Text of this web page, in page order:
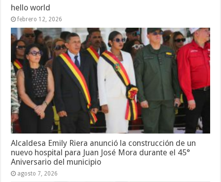
hello world
febrero 12, 2026
Alcaldesa Emily Riera anunció la construcción de un
nuevo hospital para Juan José Mora durante el 45°
Aniversario del municipio
agosto 7, 2026